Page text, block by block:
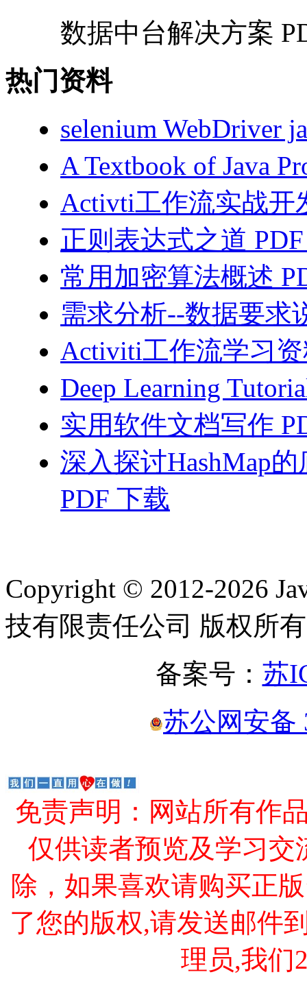
数据中台解决方案
热门资料
selenium WebDriver
A Textbook of Java
Activti工作流实战开
正则表达式之道
常用加密算法概述
需求分析--数据要求
Activiti工作流学习资
Deep Learning
实用软件文档写作
深入探讨HashMap
PDF 下载
Copyright © 2012-2026
技有限责任公司 版权所有
备案号： 苏
苏公网安备
免责声明：网站所有作
仅供读者预览及学习交
除，如果喜欢请购买正
了您的版权,请发送邮件
理员,我们